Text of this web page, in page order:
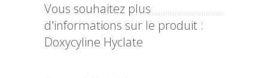
Vous souhaitez plus
d'informations sur le produit :
Doxycyline Hyclate